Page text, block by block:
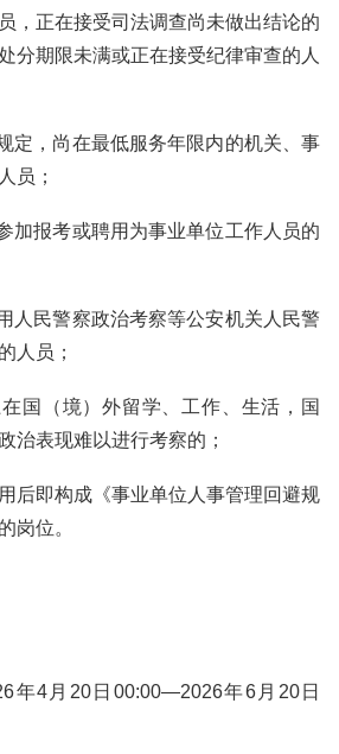
，正在接受司法调查尚未做出结论的
分期限未满或正在接受纪律审查的人
定，尚在最低服务年限内的机关、事
员；
加报考或聘用为事业单位工作人员的
人民警察政治考察等公安机关人民警
人员；
国（境）外留学、工作、生活，国
治表现难以进行考察的；
后即构成《事业单位人事管理回避规
岗位。
年4月20日00:00—2026年6月20日